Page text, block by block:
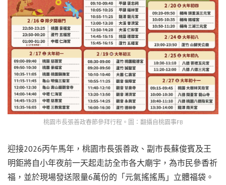
桃園市長張善政春節參拜行程。圖：翻攝自桃園事FB
迎接2026丙午馬年，桃園市長張善政、副市長蘇俊賓及王
明鉅將自小年夜前一天起走訪全市各大廟宇，為市民參香祈
福，並於現場發送限量6萬份的「元氣搖搖馬」立體福袋。